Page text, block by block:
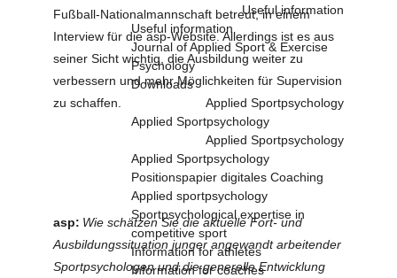
Useful information
Useful information
Journal of Applied Sport & Exercise
Psychology
Downloads
Applied Sportpsychology
Applied Sportpsychology
Applied Sportpsychology
Applied Sportpsychology
Positionspapier digitales Coaching
Applied sportpsychology
Sportpsychological expertise in
competitive sport
Information for athletes
Information for coaches
Fußball-Nationalmannschaft betreut, in einem
Interview für die asp-Website. Allerdings ist es aus
seiner Sicht wichtig, die Ausbildung weiter zu
verbessern und mehr Möglichkeiten für Supervision
zu schaffen.
asp: Wie schätzen Sie die aktuelle Fort- und
Ausbildungssituation junger angewandt arbeitender
Sportpsychologen und die generelle Entwicklung